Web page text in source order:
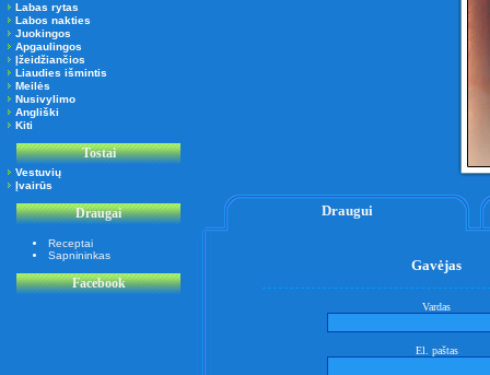
Labas rytas
Labos nakties
Juokingos
Apgaulingos
Įžeidžiančios
Liaudies išmintis
Meilės
Nusivylimo
Angliški
Kiti
Tostai
Vestuvių
Įvairūs
Draugai
Receptai
Sapnininkas
Facebook
Draugui
Gavėjas
Vardas
El. paštas